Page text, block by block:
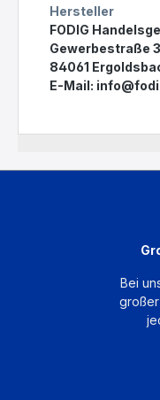
Hersteller
FODIG
Gewerbestraße 3
84061
E-Mail:
Bei